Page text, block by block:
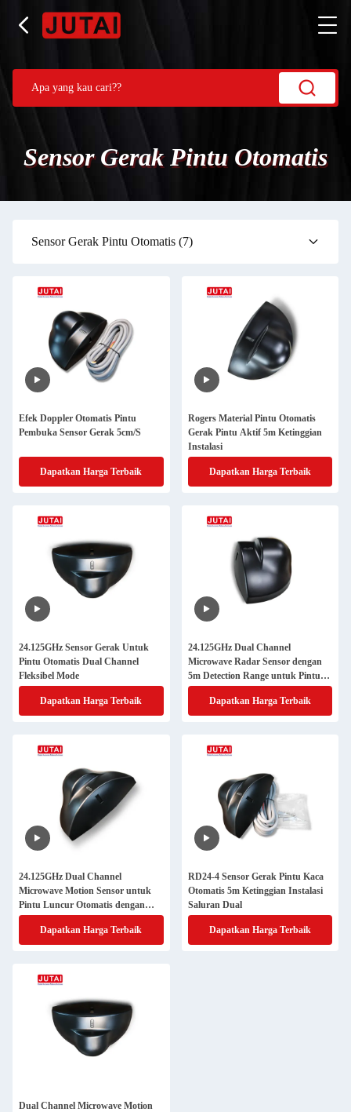
Sensor Gerak Pintu Otomatis
Sensor Gerak Pintu Otomatis (7)
Efek Doppler Otomatis Pintu
Pembuka Sensor Gerak 5cm/S
Dapatkan Harga Terbaik
Rogers Material Pintu Otomatis
Gerak Pintu Aktif 5m Ketinggian
Instalasi
Dapatkan Harga Terbaik
24.125GHz Sensor Gerak Untuk
Pintu Otomatis Dual Channel
Fleksibel Mode
Dapatkan Harga Terbaik
24.125GHz Dual Channel
Microwave Radar Sensor dengan
5m Detection Range untuk Pintu
Otomatis
Dapatkan Harga Terbaik
24.125GHz Dual Channel
Microwave Motion Sensor untuk
Pintu Luncur Otomatis dengan
Jangkauan Deteksi 5m
Dapatkan Harga Terbaik
RD24-4 Sensor Gerak Pintu Kaca
Otomatis 5m Ketinggian Instalasi
Saluran Dual
Dapatkan Harga Terbaik
Dual Channel Microwave Motion